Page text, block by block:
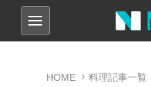
HOME 料理記事一覧